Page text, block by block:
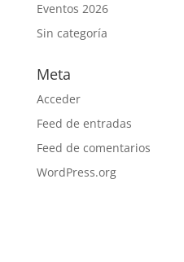
Eventos 2026
Sin categoría
Meta
Acceder
Feed de entradas
Feed de comentarios
WordPress.org